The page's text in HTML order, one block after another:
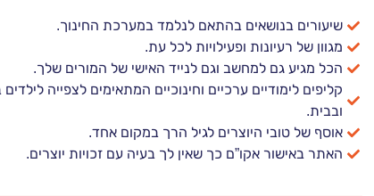
שיעורים בנושאים בהתאם לנלמד במערכת החינוך.
מגוון של רעיונות ופעילויות לכל עת.
הכל מגיע גם למחשב וגם לנייד האישי של המורים שלך.
קליפים לימודיים ערכיים וחינוכיים המתאימים לצפייה
ובבית.
אוסף של טובי היוצרים לגיל הרך במקום אחד.
האתר באישור אקו”ם כך שאין לך בעיה עם זכויות יוצרים.